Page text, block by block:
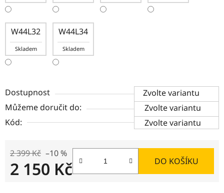
W44L32
Skladem
W44L34
Skladem
Dostupnost
Zvolte variantu
Můžeme doručit do:
Zvolte variantu
Kód:
Zvolte variantu
2 399 Kč –10 %
2 150 Kč DO KOŠÍKU